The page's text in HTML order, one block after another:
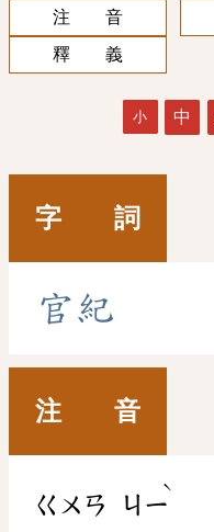
注 音
釋 義
小 中
字 詞
官紀
注 音
ㄍㄨㄢ ㄐㄧ
ˋ